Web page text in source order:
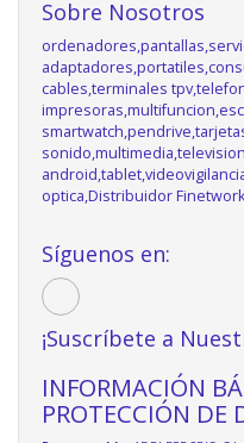
Sobre Nosotros
cables,terminales
optica,Distribuidor
Síguenos en:
¡Suscríbete a
INFORMACIÓN
PROTECCIÓN DE